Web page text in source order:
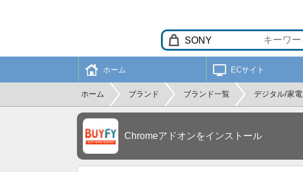
ホーム ECサイト
ホーム ブランド ブランド一覧 デジタル/家電
Chromeアドオンをインストール